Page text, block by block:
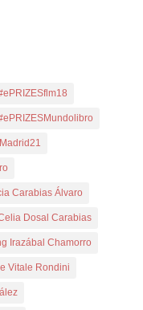
Carabias Álvaro
Dosal Carabias
Irazábal Chamorro
Vitale Rondini